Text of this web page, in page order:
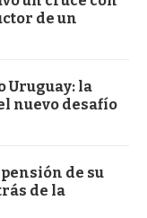
de un
Uruguay: la
nuevo desafío
de su
de la